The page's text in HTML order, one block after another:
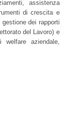
assistenza
di crescita e
dei rapporti
del Lavoro) e
aziendale,